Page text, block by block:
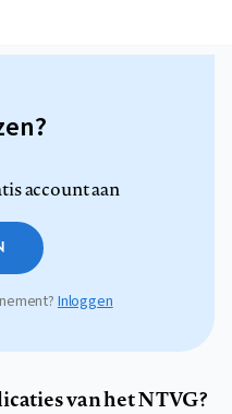
account aan
Inloggen
van het NTVG?